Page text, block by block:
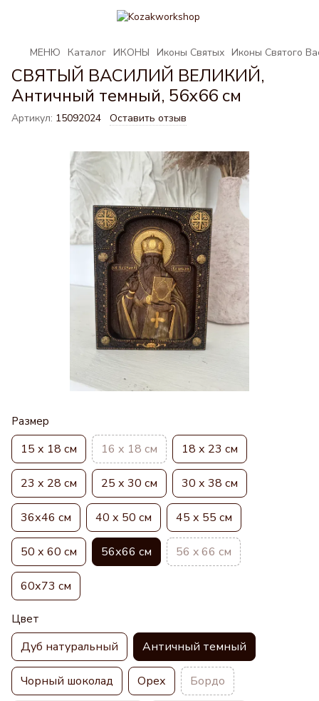
МЕНЮ Каталог ИКОНЫ Иконы Святых Иконы Святого
СВЯТЫЙ ВАСИЛИЙ ВЕЛИКИЙ,
Античный темный, 56х66 см
Артикул: 15092024 Оставить отзыв
Размер
15 х 18 см 16 х 18 см 18 х 23 см
23 х 28 см 25 х 30 см 30 х 38 см
36х46 см 40 х 50 см 45 х 55 см
50 х 60 см 56х66 см 56 x 66 см
60х73 см
Цвет
Дуб натуральный Античный темный
Чорный шоколад Орех Бордо